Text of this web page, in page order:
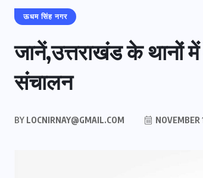
ऊधम सिंह नगर
जानें,उत्तराखंड के थानों
संचालन
BY LOCNIRNAY@GMAIL.COM NOVEMBER